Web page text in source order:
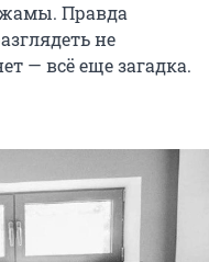
Правда
не
— всё еще загадка.